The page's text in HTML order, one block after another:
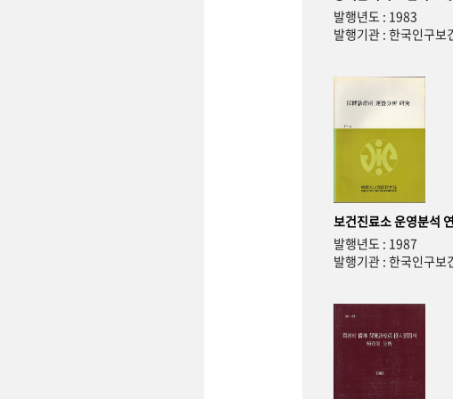
발행년도 : 1983
발행기관 : 한국인구보
보건진료소 운영분석
발행년도 : 1987
발행기관 : 한국인구보